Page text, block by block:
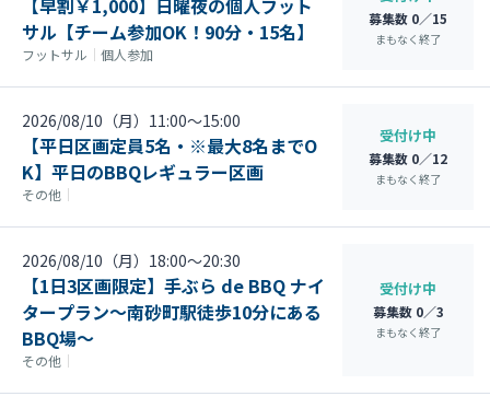
【早割￥1,000】日曜夜の個人フット
サル【チーム参加OK！90分・15名】
フットサル ｜ 個人参加
募集数 0／15
まもなく終了
2026/08/10（月）11:00〜15:00
【平日区画定員5名・※最大8名までO
K】平日のBBQレギュラー区画
その他 ｜
受付け中
募集数 0／12
まもなく終了
2026/08/10（月）18:00〜20:30
【1日3区画限定】手ぶら de BBQ ナイ
タープラン～南砂町駅徒歩10分にある
BBQ場～
その他 ｜
受付け中
募集数 0／3
まもなく終了